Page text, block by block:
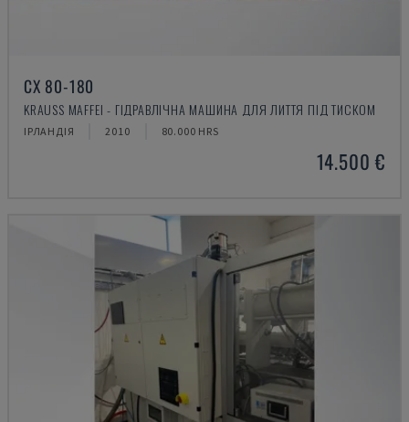
CX 80-180
KRAUSS MAFFEI - ГІДРАВЛІЧНА МАШИНА ДЛЯ ЛИТТЯ ПІД ТИСКОМ
ІРЛАНДІЯ 2010 80.000 HRS
14.500 €